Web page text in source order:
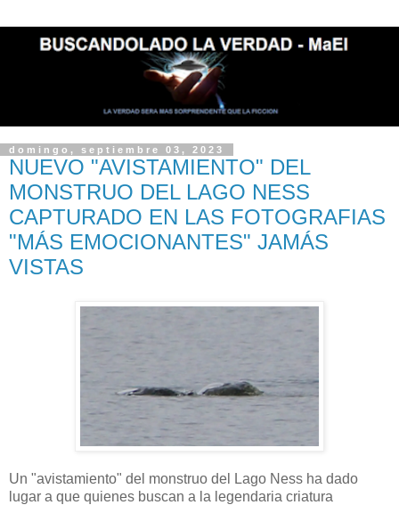
domingo, septiembre 03, 2023
NUEVO "AVISTAMIENTO" DEL
MONSTRUO DEL LAGO NESS
CAPTURADO EN LAS FOTOGRAFIAS
"MÁS EMOCIONANTES" JAMÁS
VISTAS
Un "avistamiento" del monstruo del Lago Ness ha dado
lugar a que quienes buscan a la legendaria criatura